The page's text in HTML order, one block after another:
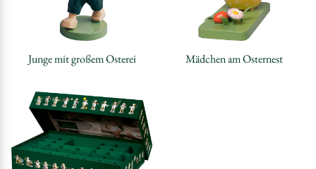
Junge mit großem Osterei Mädchen am Osternest